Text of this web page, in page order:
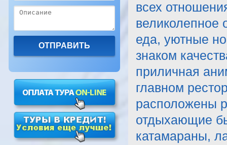
всех
великолепное
еда, уютные
знаком
приличная
главном
расположены
отдыхающие
катамараны,